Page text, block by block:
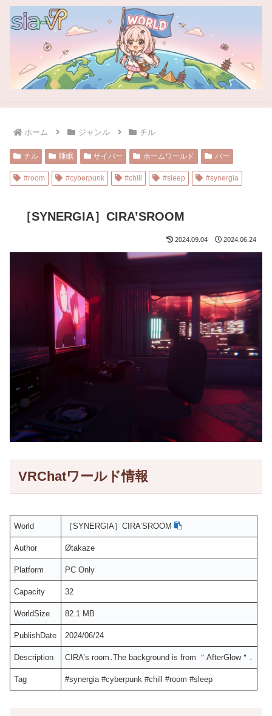
ホーム ジャンル チル
チル 睡眠 サイバー ホームワールド バー
#room #cyberpunk #chill #sleep #synergia
［SYNERGIA］CIRA’SROOM
2024.09.04 2024.06.24
VRChatワールド情報
World ［SYNERGIA］CIRA’SROOM
Author Øtakaze
Platform PC Only
Capacity 32
WorldSize 82.1 MB
PublishDate 2024/06/24
Description CIRA’s room․The background is from ＂AfterGlow＂․
Tag #synergia #cyberpunk #chill #room #sleep